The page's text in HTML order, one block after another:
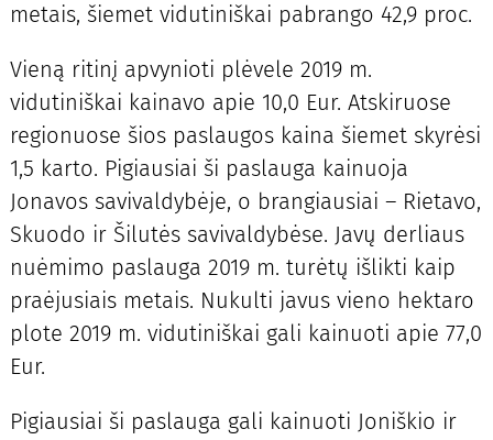
metais, šiemet vidutiniškai pabrango 42,9 proc.
Vieną ritinį apvynioti plėvele 2019 m.
vidutiniškai kainavo apie 10,0 Eur. Atskiruose
regionuose šios paslaugos kaina šiemet skyrėsi
1,5 karto. Pigiausiai ši paslauga kainuoja
Jonavos savivaldybėje, o brangiausiai – Rietavo,
Skuodo ir Šilutės savivaldybėse. Javų derliaus
nuėmimo paslauga 2019 m. turėtų išlikti kaip
praėjusiais metais. Nukulti javus vieno hektaro
plote 2019 m. vidutiniškai gali kainuoti apie 77,0
Eur.
Pigiausiai ši paslauga gali kainuoti Joniškio ir